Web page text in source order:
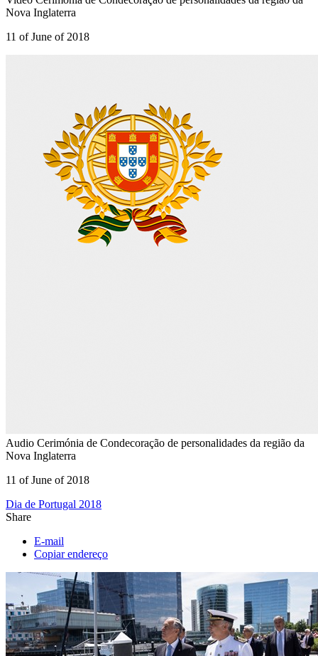
Nova Inglaterra
11 of June of 2018
Audio Cerimónia de Condecoração de personalidades da região da
Nova Inglaterra
11 of June of 2018
Dia de Portugal 2018
Share
E-mail
Copiar endereço